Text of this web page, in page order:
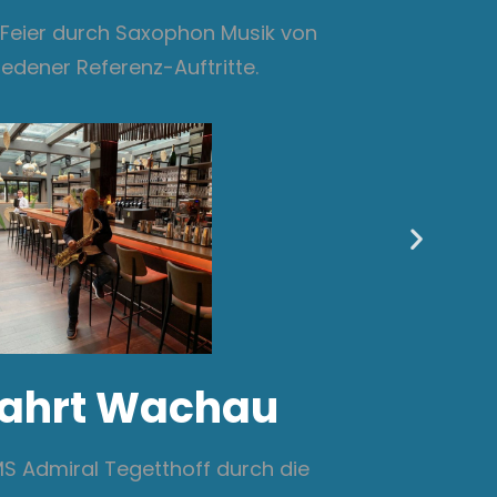
durch Saxophon Musik von
Referenz-Auftritte.
Wachau
Admiral Tegetthoff durch die